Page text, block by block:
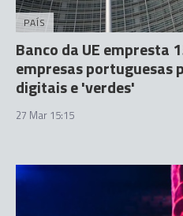
PAÍS
Banco da UE empresta
empresas portuguesas
digitais e 'verdes'
27 Mar 15:15